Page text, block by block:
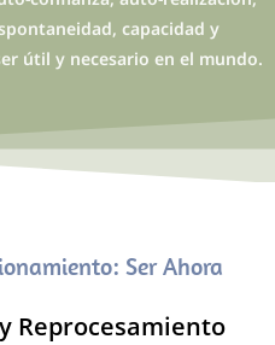
capacidad y
útil y necesario en el mundo.
Ser Ahora
Reprocesamiento